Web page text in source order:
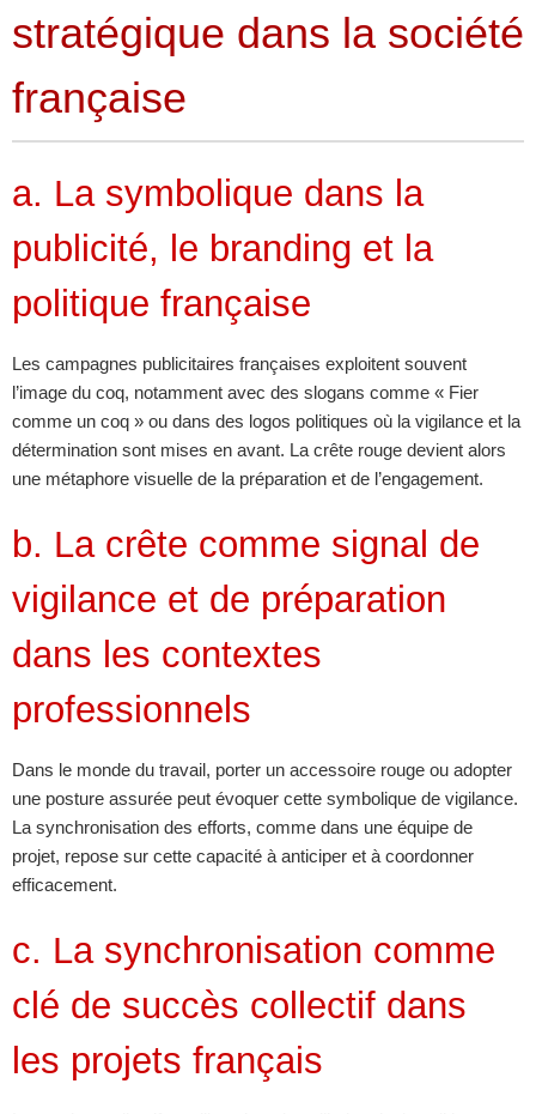
stratégique dans la société
française
a. La symbolique dans la
publicité, le branding et la
politique française
Les campagnes publicitaires françaises exploitent souvent
l’image du coq, notamment avec des slogans comme « Fier
comme un coq » ou dans des logos politiques où la vigilance et la
détermination sont mises en avant. La crête rouge devient alors
une métaphore visuelle de la préparation et de l’engagement.
b. La crête comme signal de
vigilance et de préparation
dans les contextes
professionnels
Dans le monde du travail, porter un accessoire rouge ou adopter
une posture assurée peut évoquer cette symbolique de vigilance.
La synchronisation des efforts, comme dans une équipe de
projet, repose sur cette capacité à anticiper et à coordonner
efficacement.
c. La synchronisation comme
clé de succès collectif dans
les projets français